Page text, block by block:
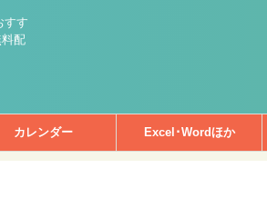
すす
配
カレンダー Excel･Wordほか